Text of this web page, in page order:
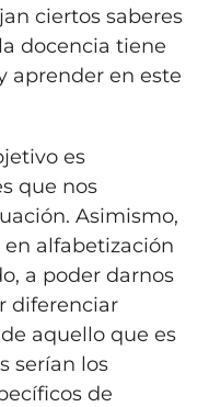
ciertos saberes
docencia tiene
aprender en este
es
que nos
Asimismo,
alfabetización
a poder darnos
diferenciar
aquello que es
serían los
de